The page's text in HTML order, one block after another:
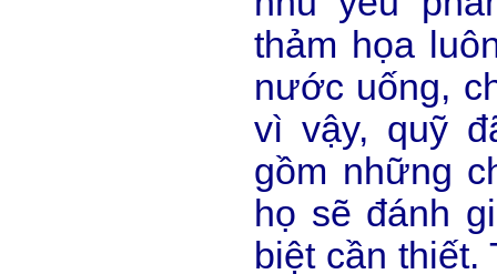
thảm họa
nước uống,
vì vậy, quỹ
gồm những
họ sẽ đánh
biệt cần